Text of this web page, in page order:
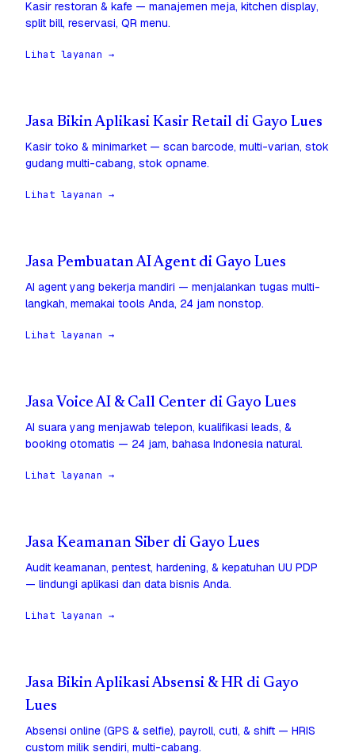
Kasir restoran & kafe — manajemen meja, kitchen display,
split bill, reservasi, QR menu.
Lihat layanan →
Jasa Bikin Aplikasi Kasir Retail di Gayo Lues
Kasir toko & minimarket — scan barcode, multi-varian, stok
gudang multi-cabang, stok opname.
Lihat layanan →
Jasa Pembuatan AI Agent di Gayo Lues
AI agent yang bekerja mandiri — menjalankan tugas multi-
langkah, memakai tools Anda, 24 jam nonstop.
Lihat layanan →
Jasa Voice AI & Call Center di Gayo Lues
AI suara yang menjawab telepon, kualifikasi leads, &
booking otomatis — 24 jam, bahasa Indonesia natural.
Lihat layanan →
Jasa Keamanan Siber di Gayo Lues
Audit keamanan, pentest, hardening, & kepatuhan UU PDP
— lindungi aplikasi dan data bisnis Anda.
Lihat layanan →
Jasa Bikin Aplikasi Absensi & HR di Gayo
Lues
Absensi online (GPS & selfie), payroll, cuti, & shift — HRIS
custom milik sendiri, multi-cabang.